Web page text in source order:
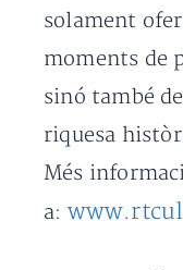
solament
moments de
sinó també
riquesa
Més
a: